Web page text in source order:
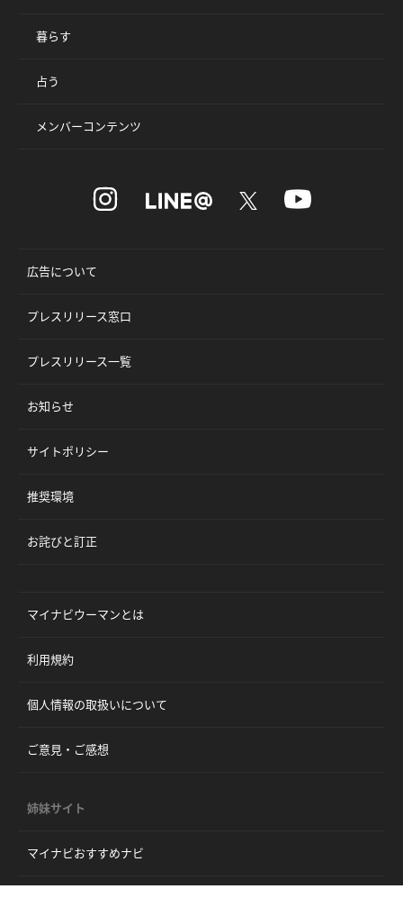
暮らす
占う
メンバーコンテンツ
広告について
プレスリリース窓口
プレスリリース一覧
お知らせ
サイトポリシー
推奨環境
お詫びと訂正
マイナビウーマンとは
利用規約
個人情報の取扱いについて
ご意見・ご感想
姉妹サイト
マイナビおすすめナビ